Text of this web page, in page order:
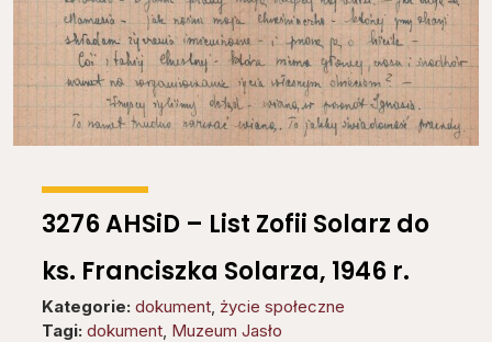
3276 AHSiD – List Zofii Solarz do
ks. Franciszka Solarza, 1946 r.
Kategorie: dokument życie społeczne
Tagi: dokument Muzeum Jasło